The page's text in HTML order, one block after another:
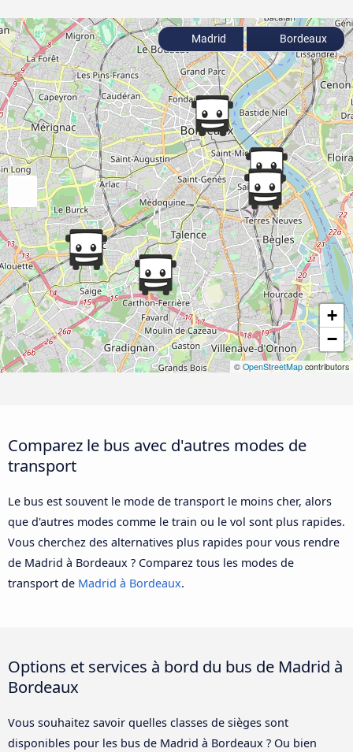
+
−
© OpenStreetMap contributors
Madrid Bordeaux
Comparez le bus avec d'autres modes de
transport
Le bus est souvent le mode de transport le moins cher, alors
que d'autres modes comme le train ou le vol sont plus rapides.
Vous cherchez des alternatives plus rapides pour vous rendre
de Madrid à Bordeaux ? Comparez tous les modes de
transport de Madrid à Bordeaux.
Options et services à bord du bus de Madrid à
Bordeaux
Vous souhaitez savoir quelles classes de sièges sont
disponibles pour les bus de Madrid à Bordeaux ? Ou bien